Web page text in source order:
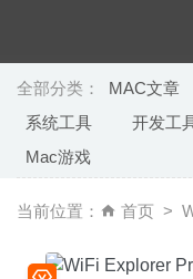
全部分类： MAC文章
系统工具
开发工
Mac游戏
当前位置： 首页
的视频格式转换器
PlistEdit 1.10 – 强
PDF Expert 2.5.3